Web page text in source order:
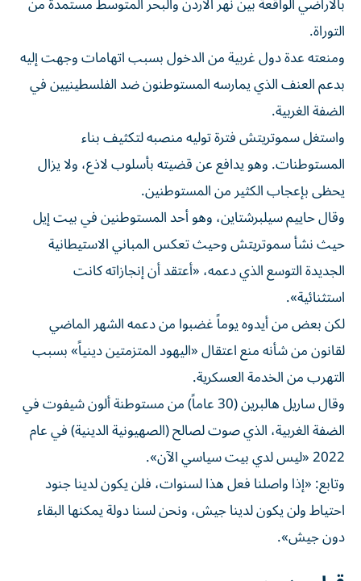
التوراة.
ومنعته عدة دول غربية من الدخول بسبب اتهامات وجهت إليه
بدعم العنف الذي يمارسه المستوطنون ضد الفلسطينيين في
الضفة الغربية.
واستغل سموتريتش فترة توليه ⁠منصبه لتكثيف بناء
المستوطنات. وهو يدافع عن قضيته بأسلوب لاذع، ولا يزال
يحظى بإعجاب الكثير من المستوطنين.
وقال حاييم سيلبرشتاين، وهو أحد المستوطنين في بيت إيل
حيث نشأ سموتريتش وحيث تعكس المباني الاستيطانية
الجديدة التوسع الذي دعمه، «أعتقد أن إنجازاته كانت
استثنائية».
لكن بعض من أيدوه يوماً غضبوا من دعمه الشهر الماضي
لقانون من شأنه منع اعتقال «اليهود المتزمتين دينياً» بسبب
التهرب من الخدمة العسكرية.
وقال ساريل هالبرين (30 عاماً) من مستوطنة ألون شيفوت في
الضفة الغربية، الذي صوت لصالح (الصهيونية الدينية) في عام
2022 «ليس لدي بيت سياسي الآن».
وتابع: «إذا واصلنا فعل هذا لسنوات، فلن يكون لدينا جنود
احتياط ولن يكون لدينا جيش، ونحن لسنا دولة يمكنها البقاء
دون جيش».